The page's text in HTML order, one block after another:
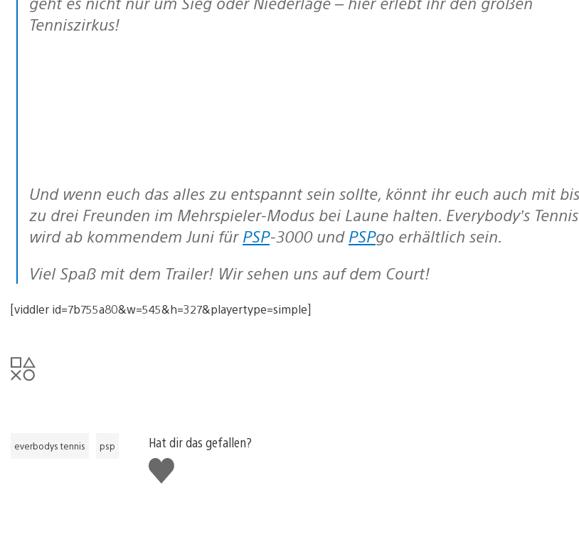
Tenniszirkus!
Und wenn euch das alles zu entspannt sein sollte, könnt ihr euch auch mit bis
zu drei Freunden im Mehrspieler-Modus bei Laune halten. Everybody’s Tennis
wird ab kommendem Juni für PSP-3000 und PSPgo erhältlich sein.
Viel Spaß mit dem Trailer! Wir sehen uns auf dem Court!
[viddler id=7b755a80&w=545&h=327&playertype=simple]
everbodys tennis psp
Hat dir das gefallen?
Gefällt
mir